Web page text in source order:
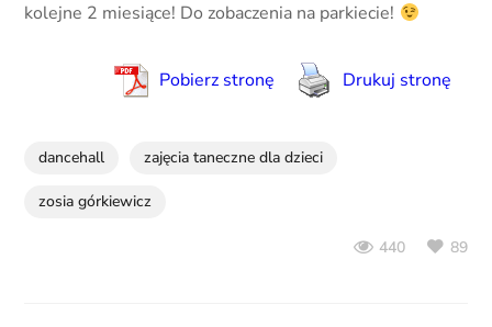
kolejne 2 miesiące! Do zobaczenia na parkiecie!
Pobierz stronę Drukuj stronę
dancehall zajęcia taneczne dla dzieci
zosia górkiewicz
440 89